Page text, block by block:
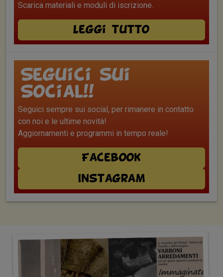
Scarica materiali e moduli di iscrizione.
Leggi tutto
Seguici sui
Social!!
Seguici sempre sui social, per rimanere in contatto
con noi e le ultime novità!
Aggiornamenti e programmi in tempo reale!
Facebook
Instagram